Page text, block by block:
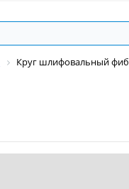
Круг шлифовальный